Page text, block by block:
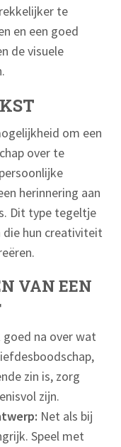
te
en een goed
de visuele
om een
over te
herinnering aan
Dit type tegeltje
die hun creativiteit
VAN EEN
goed na over wat
zin is, zorg
zijn.
Net als bij
Speel met